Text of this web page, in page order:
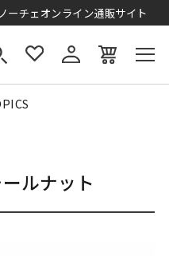
ーチェオンライン通販サイト
ルナット